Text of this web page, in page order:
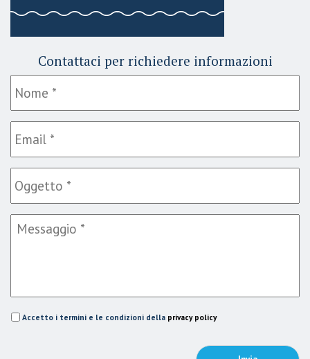
Contattaci per richiedere informazioni
Accetto i termini e le condizioni della privacy policy